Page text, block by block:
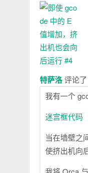
注
释
特萨洛评论了
我有一个
迷宫框代码
当在墙壁之
使挤出机向